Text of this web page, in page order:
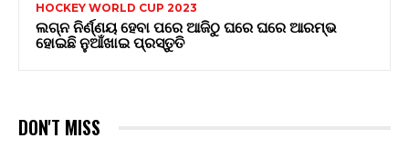
HOCKEY WORLD CUP 2023
ଲଗ୍ନ ନିର୍ଣ୍ଣୟ ହେବା ପରେ ଆଜିଠୁ ଘରେ ଘରେ ଆରମ୍ଭ
ହୋଇଛି ନୁଆଁଖାଇ ପ୍ରସ୍ତୁତି
DON'T MISS